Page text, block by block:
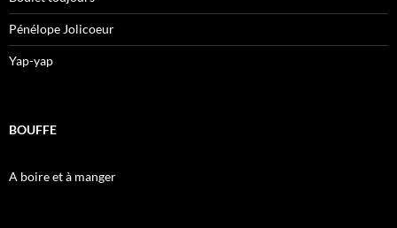
Pénélope Jolicoeur
Yap-yap
BOUFFE
A boire et à manger